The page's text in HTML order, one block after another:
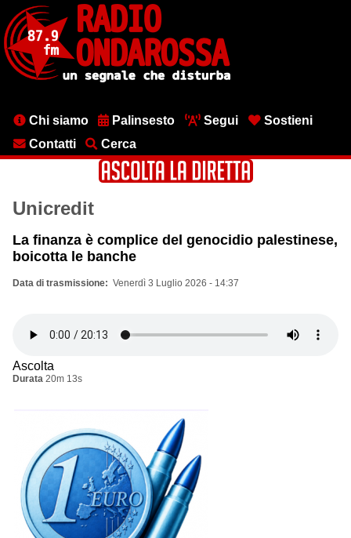
contenuto
principale
MenuChi siamo Palinsesto Segui
Sostieni
Contatti
Cerca
Unicredit
La finanza è complice del genocidio palestinese,
boicotta le banche
Data di trasmissione Venerdì 3 Luglio 2026 - 14:37
Ascolta
Durata 20m 13s